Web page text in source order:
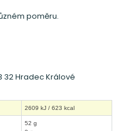
poměru.
32 Hradec Králové
2609 kJ / 623 kcal
52 g